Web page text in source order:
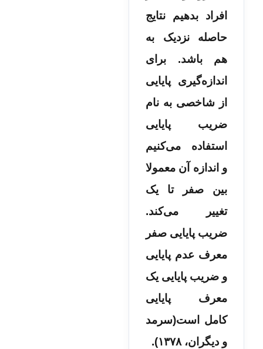
افراد بدهیم نتایج
حاصله نزدیک به
هم باشد. برای
اندازه‌گیری پایایی
از شاخصی به نام
ضریب پایایی
استفاده می‌کنیم
و اندازه آن معمولا
بین صفر تا یک
تغییر می‌کند.
ضریب پایایی صفر
معرف عدم پایایی
و ضریب پایایی یک
معرف پایایی
کامل است(سرمد
و دیگران، ۱۳۷۸).